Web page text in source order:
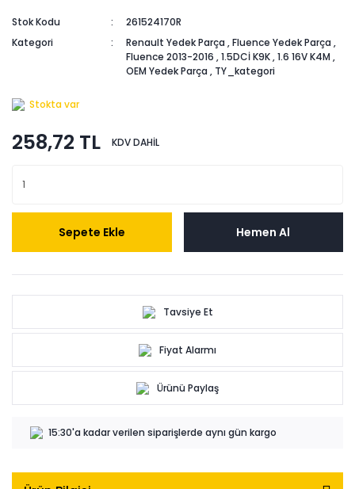
Stok Kodu
261524170R
Kategori
Renault Yedek Parça ,Fluence Yedek Parça ,
Fluence 2013-2016 ,1.5DCİ K9K,1.6 16V K4M ,
OEM Yedek Parça , TY_kategori
Stokta var
258,72 TL KDV DAHİL
Sepete Ekle Hemen Al
Tavsiye Et
Fiyat Alarmı
Ürünü Paylaş
15:30'a kadar verilen siparişlerde aynı gün kargo